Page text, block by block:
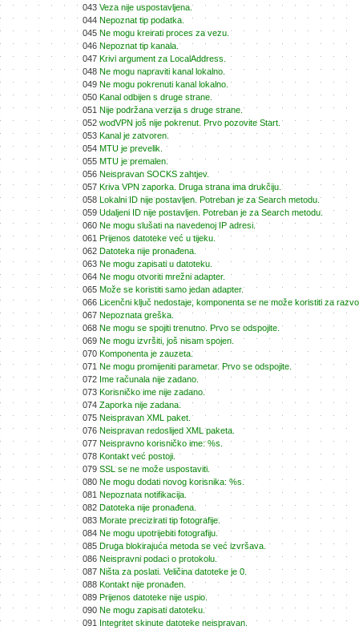
043 Veza nije uspostavljena.
044 Nepoznat tip podatka.
045 Ne mogu kreirati proces za vezu.
046 Nepoznat tip kanala.
047 Krivi argument za LocalAddress.
048 Ne mogu napraviti kanal lokalno.
049 Ne mogu pokrenuti kanal lokalno.
050 Kanal odbijen s druge strane.
051 Nije podržana verzija s druge strane.
052 wodVPN još nije pokrenut. Prvo pozovite Start.
053 Kanal je zatvoren.
054 MTU je prevelik.
055 MTU je premalen.
056 Neispravan SOCKS zahtjev.
057 Kriva VPN zaporka. Druga strana ima drukčiju.
058 Lokalni ID nije postavljen. Potreban je za Search metodu.
059 Udaljeni ID nije postavljen. Potreban je za Search metodu.
060 Ne mogu slušati na navedenoj IP adresi.
061 Prijenos datoteke već u tijeku.
062 Datoteka nije pronađena.
063 Ne mogu zapisati u datoteku.
064 Ne mogu otvoriti mrežni adapter.
065 Može se koristiti samo jedan adapter.
066 Licenčni ključ nedostaje, komponenta se ne može koristiti za
067 Nepoznata greška.
068 Ne mogu se spojiti trenutno. Prvo se odspojite.
069 Ne mogu izvršiti, još nisam spojen.
070 Komponenta je zauzeta.
071 Ne mogu promijeniti parametar. Prvo se odspojite.
072 Ime računala nije zadano.
073 Korisničko ime nije zadano.
074 Zaporka nije zadana.
075 Neispravan XML paket.
076 Neispravan redoslijed XML paketa.
077 Neispravno korisničko ime: %s.
078 Kontakt već postoji.
079 SSL se ne može uspostaviti.
080 Ne mogu dodati novog korisnika: %s.
081 Nepoznata notifikacija.
082 Datoteka nije pronađena.
083 Morate precizirati tip fotografije.
084 Ne mogu upotrijebiti fotografiju.
085 Druga blokirajuća metoda se već izvršava.
086 Neispravni podaci o protokolu.
087 Ništa za poslati. Veličina datoteke je 0.
088 Kontakt nije pronađen.
089 Prijenos datoteke nije uspio.
090 Ne mogu zapisati datoteku.
091 Integritet skinute datoteke neispravan.